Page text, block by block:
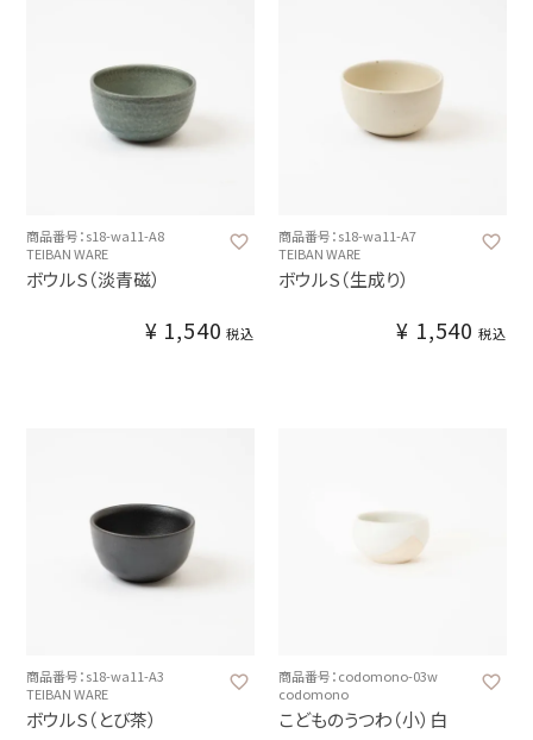
商品番号：s18-wa11-A8
TEIBAN WARE
ボウルS（淡青磁）
¥ 1,540 税込
商品番号：s18-wa11-A7
TEIBAN WARE
ボウルS（生成り）
¥ 1,540 税込
商品番号：s18-wa11-A3
TEIBAN WARE
ボウルS（とび茶）
商品番号：codomono-03w
codomono
こどものうつわ（小）白